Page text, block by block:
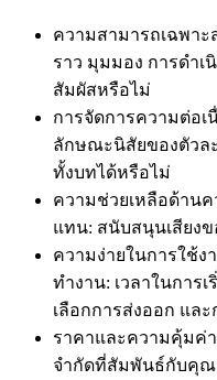
ความสามารถเฉพาะ
ราว มุมมอง การดำเ
สัมผัสหรือไม่
การจัดการความต่อ
ลักษณะนิสัยของตัวล
ทั้งบทได้หรือไม่
ความช่วยเหลือด้าน
แทน: สนับสนุนเสียง
ความง่ายในการใช้
ทำงาน: เวลาในการ
เลือกการส่งออก แล
ราคาและความคุ้มค่
จำกัดที่สัมพันธ์กับคุ